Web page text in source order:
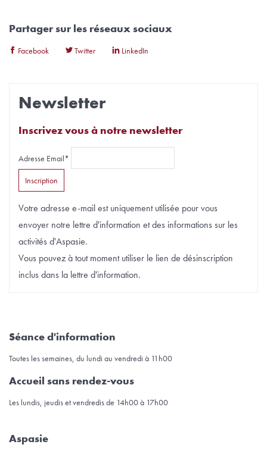
Partager sur les réseaux sociaux
Facebook Twitter LinkedIn
Newsletter
Inscrivez vous à notre newsletter
Adresse Email*
Votre adresse e-mail est uniquement utilisée pour vous
envoyer notre lettre d'information et des informations sur les
activités d'Aspasie.
Vous pouvez à tout moment utiliser le lien de désinscription
inclus dans la lettre d'information.
Séance d'information
Toutes les semaines, du lundi au vendredi à 11h00
Accueil sans rendez-vous
Les lundis, jeudis et vendredis de 14h00 à 17h00
Aspasie